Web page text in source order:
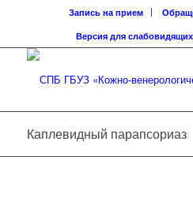
Запись на прием
Версия для слабовидящих
Каплевидный парапсориаз